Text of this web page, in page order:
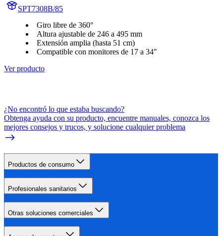
SPT7308B/85
Giro libre de 360°
Altura ajustable de 246 a 495 mm
Extensión amplia (hasta 51 cm)
Compatible con monitores de 17 a 34"
Ver producto
¿No encontró lo que estaba buscando?
Obtenga ayuda con su producto, encuentre manuales, conozca los
mejores consejos y trucos, y solucione cualquier problema
Productos de consumo
Profesionales sanitarios
Otras soluciones comerciales